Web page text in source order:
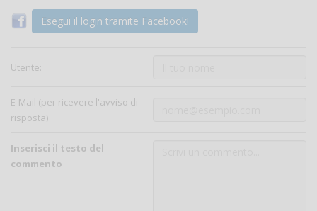
Esegui il login tramite Facebook!
Utente:
E-Mail (per ricevere l'avviso di
risposta)
Inserisci il testo del
commento